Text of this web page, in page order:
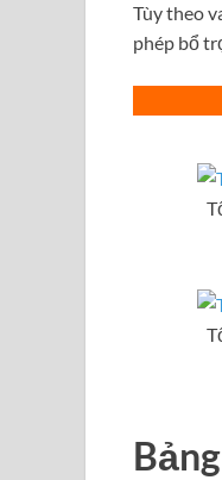
Tùy theo
phép bổ